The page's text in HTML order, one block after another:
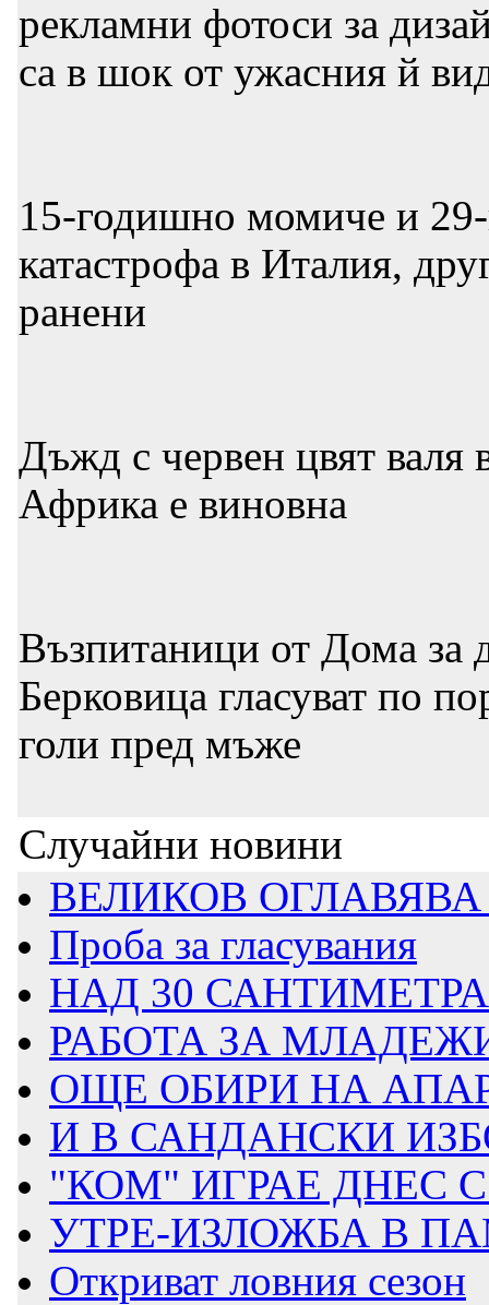
рекламни фотоси за
са в шок от ужасния й
15-годишно момиче и
катастрофа в Италия,
ранени
Дъжд с червен цвят валя
Африка е виновна
Възпитаници от Дома за
Берковица гласуват по
голи пред мъже
Случайни новини
ВЕЛИКОВ
Проба за гласувания
НАД 30
РАБОТА ЗА
ОЩЕ ОБИРИ НА
И В САНДАНСКИ
"КОМ" ИГРАЕ ДНЕС
УТРЕ-ИЗЛОЖБА В
Откриват ловния сезон